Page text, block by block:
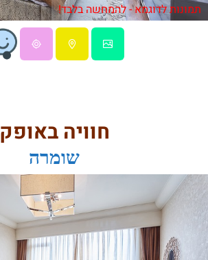
תמונות לדוגמא - להמחשה בלבד!
חוויה באופק
שומרה